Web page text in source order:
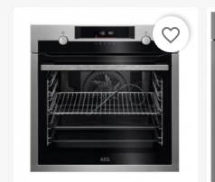
favorite_border